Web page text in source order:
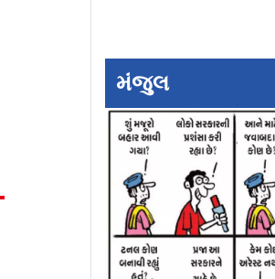
ભેળસેળના યુગમાં પેકેજ્ડ
શું બૅડ્‌મિન્ટન
ખરેખર આયુષ્ય
મંજુલ